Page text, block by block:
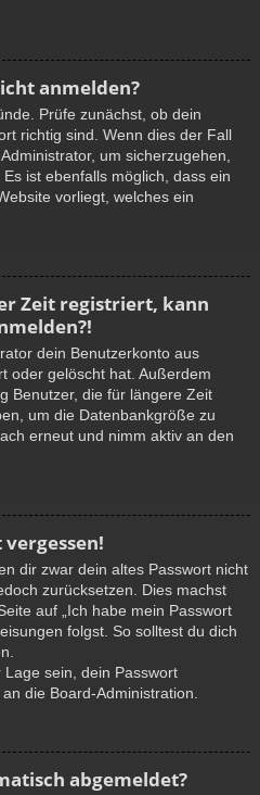
anmelden?
Prüfe zunächst, ob dein
richtig sind. Wenn dies der Fall
um sicherzugehen,
ist ebenfalls möglich, dass ein
vorliegt, welches ein
Zeit registriert, kann
dein Benutzerkonto aus
oder gelöscht hat. Außerdem
Benutzer, die für längere Zeit
um die Datenbankgröße zu
erneut und nimm aktiv an den
dir zwar dein altes Passwort nicht
zurücksetzen. Dies machst
auf „Ich habe mein Passwort
folgst. So solltest du dich
sein, dein Passwort
die Board-Administration.
abgemeldet?